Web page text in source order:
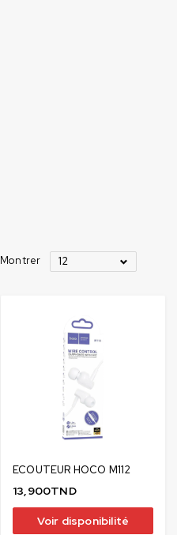
Montrer 12
ECOUTEUR HOCO M112
13,900TND
Voir disponibilité